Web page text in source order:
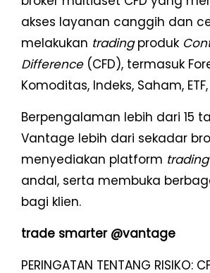
akses layanan canggih dan
melakukan tradingproduk
Difference(CFD), termasuk
Komoditas, Indeks, Saham,
Berpengalaman lebih dari 15
Vantage lebih dari sekadar
menyediakan platform trading
andal, serta membuka
bagi klien.
trade smarter @vantage
PERINGATAN TENTANG RISIKO: